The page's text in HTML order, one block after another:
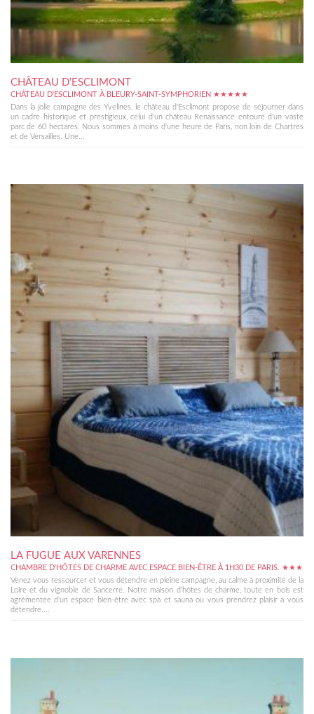
CHÂTEAU D’ESCLIMONT
CHÂTEAU D'ESCLIMONT À BLEURY-SAINT-SYMPHORIEN ★★★★★
Dans la jolie campagne des Yvelines, le château d'Esclimont propose de séjourner dans
un cadre historique et prestigieux, celui d'un château Renaissance entouré d'un vaste
parc de 60 hectares. Nous sommes à moins d'une heure de Paris, non loin de Chartres
et de Versailles. Une...
LA FUGUE AUX VARENNES
CHAMBRE D'HÔTES DE CHARME AVEC ESPACE BIEN-ÊTRE À 1H30 DE PARIS. ★★★
Venez vous ressourcer et vous détendre en pleine campagne, au calme à proximité de la
Loire et du vignoble de Sancerre. Notre maison d'hôtes de charme, toute en bois est
agrémentée d'un espace bien-être avec spa et sauna ou vous prendrez plaisir à vous
détendre....